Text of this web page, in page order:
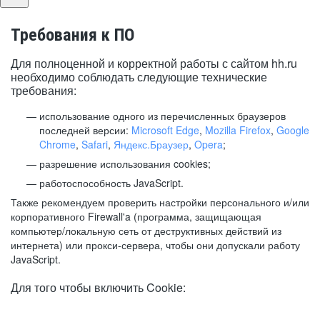
Требования к ПО
Для полноценной и корректной работы с сайтом hh.ru
необходимо соблюдать следующие технические
требования:
использование одного из перечисленных браузеров
последней версии: Microsoft Edge, Mozilla Firefox, Google
Chrome, Safari, Яндекс.Браузер, Opera;
разрешение использования cookies;
работоспособность JavaScript.
Также рекомендуем проверить настройки персонального и/или
корпоративного Firewall'a (программа, защищающая
компьютер/локальную сеть от деструктивных действий из
интернета) или прокси-сервера, чтобы они допускали работу
JavaScript.
Для того чтобы включить Cookie: